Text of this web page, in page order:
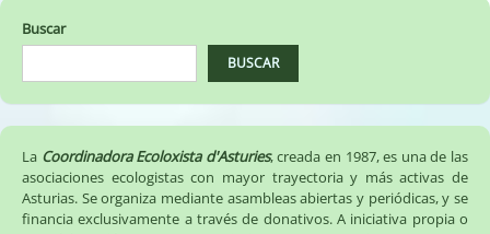
Buscar
BUSCAR
La Coordinadora Ecoloxista d'Asturies, creada en 1987, es una de las
asociaciones ecologistas con mayor trayectoria y más activas de
Asturias. Se organiza mediante asambleas abiertas y periódicas, y se
financia exclusivamente a través de donativos. A iniciativa propia o